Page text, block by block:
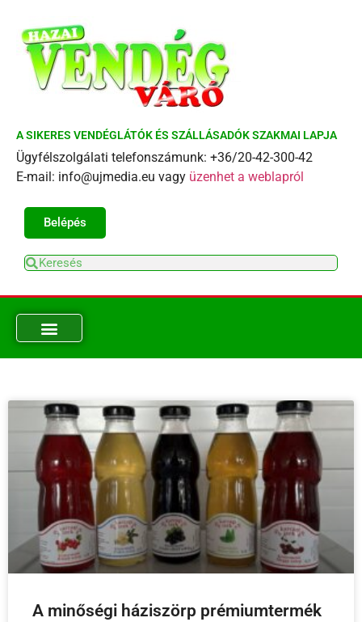
A SIKERES VENDÉGLÁTÓK ÉS SZÁLLÁSADÓK SZAKMAI LAPJA
Ügyfélszolgálati telefonszámunk: +36/20-42-300-42
E-mail: info@ujmedia.eu vagy üzenhet a weblapról
Belépés
A minőségi háziszörp prémiumtermék